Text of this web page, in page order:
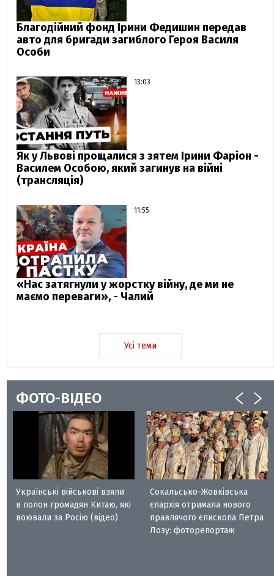
Благодійний фонд Ірини Федишин передав
авто для бригади загиблого Героя Василя
Особи
13:03
Як у Львові прощалися з зятем Ірини Фаріон -
Василем Особою, який загинув на війні
(трансляція)
11:55
«Нас затягнули у жорстку війну, де ми не
маємо переваги», - Чалий
Усі теми
ФОТО-ВІДЕО
Українські військові взяли
в полон громадян Китаю, які
воювали за Росію (відео)
Сокальсько-Жовківська
єпархія отримала нового
правлячого єпископа Петра
Лозу: фоторепортаж